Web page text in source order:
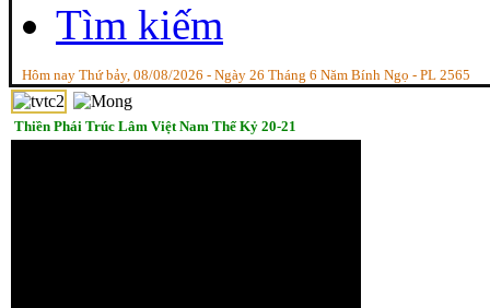
Tìm kiếm
Hôm nay Thứ bảy, 08/08/2026 - Ngày 26 Tháng 6 Năm Bính Ngọ - PL 2565
Thiền Phái Trúc Lâm Việt Nam Thế Kỷ 20-21